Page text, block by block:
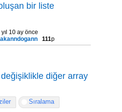
bir liste
yıl 10 ay önce
111p
diğer array
Sıralama